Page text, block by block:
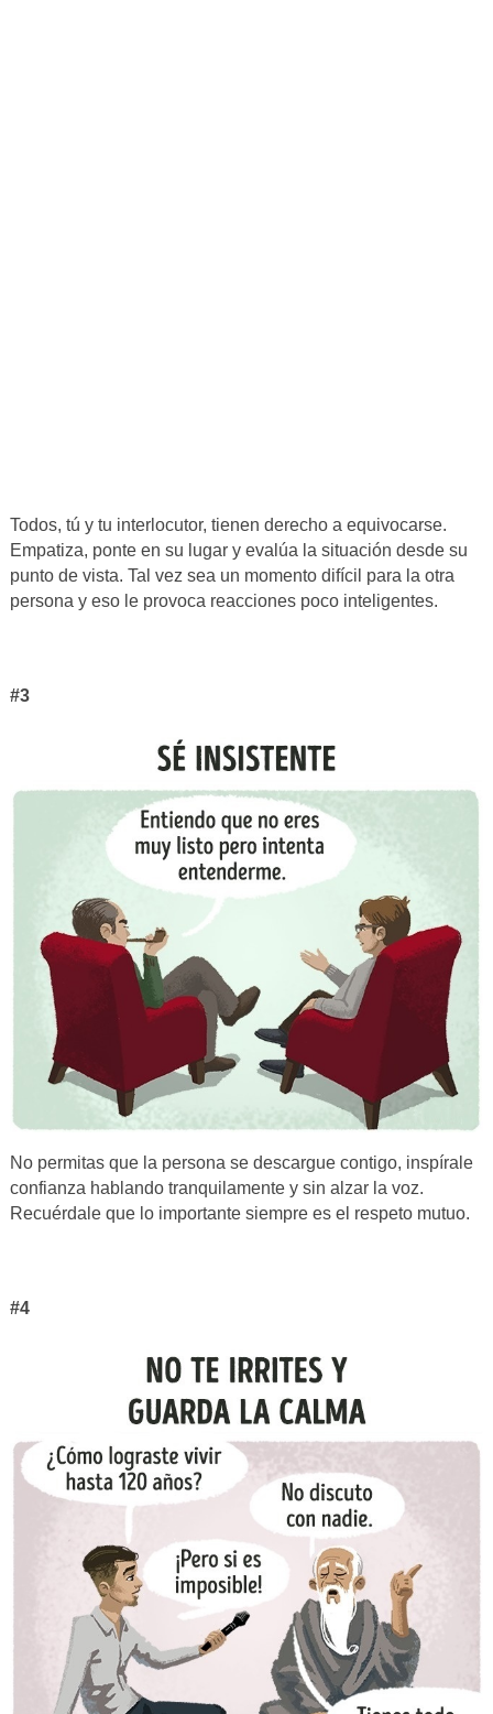
Todos, tú y tu interlocutor, tienen derecho a equivocarse.
Empatiza, ponte en su lugar y evalúa la situación desde su
punto de vista. Tal vez sea un momento difícil para la otra
persona y eso le provoca reacciones poco inteligentes.
#3
No permitas que la persona se descargue contigo, inspírale
confianza hablando tranquilamente y sin alzar la voz.
Recuérdale que lo importante siempre es el respeto mutuo.
#4